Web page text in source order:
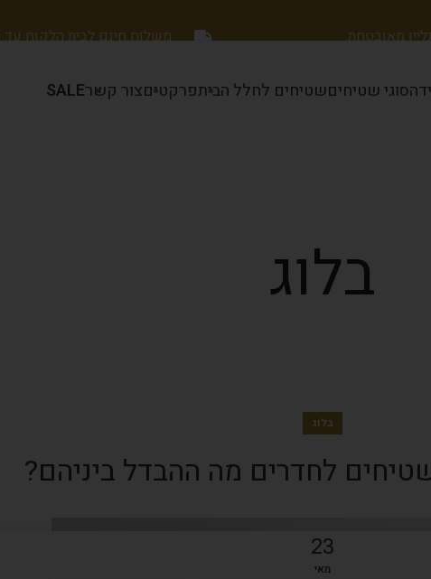
משלוח חינם לבית הלקוח עד 5 עסקים מאובטחת
סוגי שטיחיםשטיחים לחלל הביתפרקטיםצור קשרSALE
בלוג
בלוג
לחדרים מה ההבדל ביניהם?
23
מאי